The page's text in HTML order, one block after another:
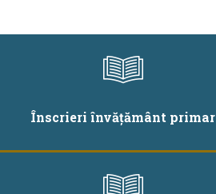
Înscrieri învățământ primar